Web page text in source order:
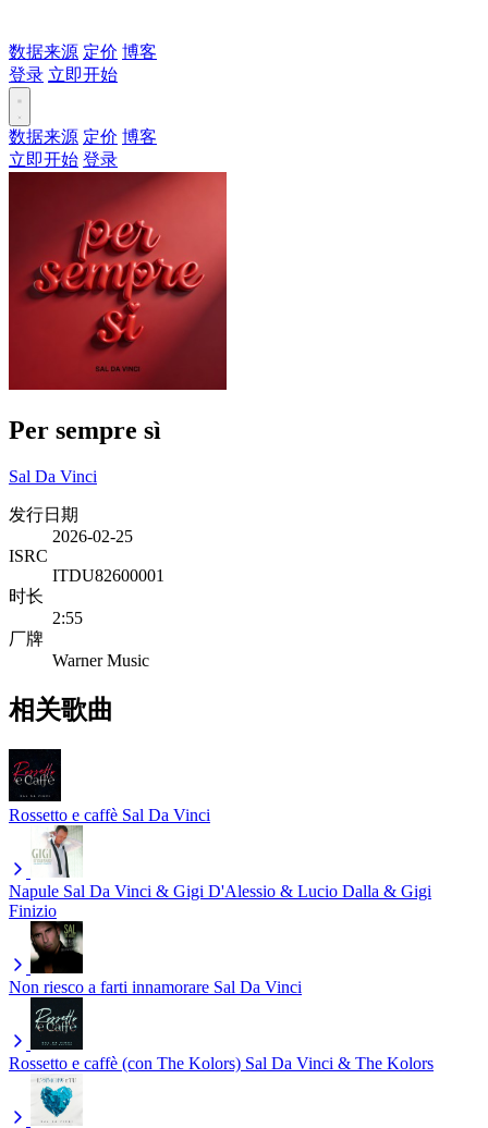
数据来源 定价 博客
登录 立即开始
数据来源 定价 博客
立即开始 登录
Per sempre sì
Sal Da Vinci
发行日期
2026-02-25
ISRC
ITDU82600001
时长
2:55
厂牌
Warner Music
相关歌曲
Rossetto e caffè Sal Da Vinci
Napule Sal Da Vinci & Gigi D'Alessio & Lucio Dalla & Gigi
Finizio
Non riesco a farti innamorare Sal Da Vinci
Rossetto e caffè (con The Kolors) Sal Da Vinci & The Kolors